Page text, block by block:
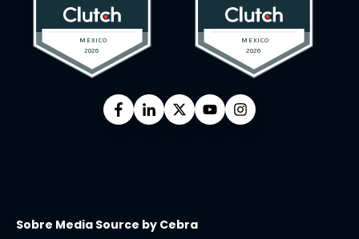
Sobre Media Source by Cebra